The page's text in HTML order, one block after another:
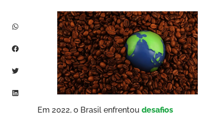
Em 2022, o Brasil enfrentou desafios